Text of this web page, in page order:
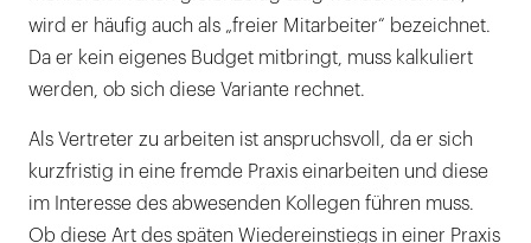
wird er häufig auch als „freier Mitarbeiter“ bezeichnet.
Da er kein eigenes Budget mitbringt, muss kalkuliert
werden, ob sich diese Variante rechnet.
Als Vertreter zu arbeiten ist anspruchsvoll, da er sich
kurzfristig in eine fremde Praxis einarbeiten und diese
im Interesse des abwesenden Kollegen führen muss.
Ob diese Art des späten Wiedereinstiegs in einer Praxis